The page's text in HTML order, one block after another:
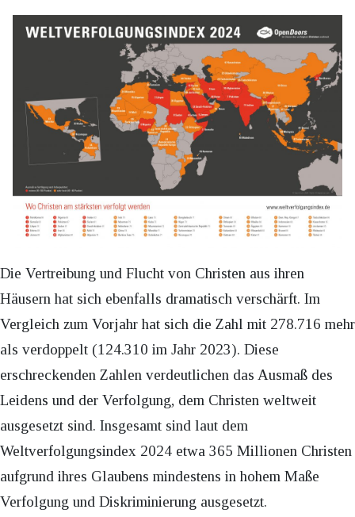
Die Vertreibung und Flucht von Christen aus ihren
Häusern hat sich ebenfalls dramatisch verschärft. Im
Vergleich zum Vorjahr hat sich die Zahl mit 278.716 mehr
als verdoppelt (124.310 im Jahr 2023). Diese
erschreckenden Zahlen verdeutlichen das Ausmaß des
Leidens und der Verfolgung, dem Christen weltweit
ausgesetzt sind. Insgesamt sind laut dem
Weltverfolgungsindex 2024 etwa 365 Millionen Christen
aufgrund ihres Glaubens mindestens in hohem Maße
Verfolgung und Diskriminierung ausgesetzt.